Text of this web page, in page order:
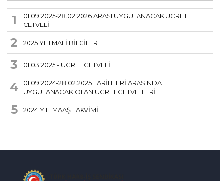
1
01.09.2025-28.02.2026 ARASI UYGULANACAK ÜCRET
CETVELİ
2 2025 YILI MALİ BİLGİLER
3 01.03.2025 - ÜCRET CETVELİ
4
01.09.2024-28.02.2025 TARİHLERİ ARASINDA
UYGULANACAK OLAN ÜCRET CETVELLERİ
5 2024 YILI MAAŞ TAKVİMİ